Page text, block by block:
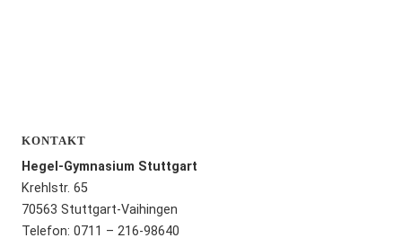
KONTAKT
Hegel-Gymnasium Stuttgart
Krehlstr. 65
70563 Stuttgart-Vaihingen
Telefon: 0711 – 216-98640